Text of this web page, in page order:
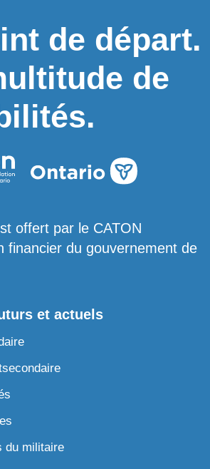
de départ.
de
offert par le CATON
financier du gouvernement de
et actuels
du militaire